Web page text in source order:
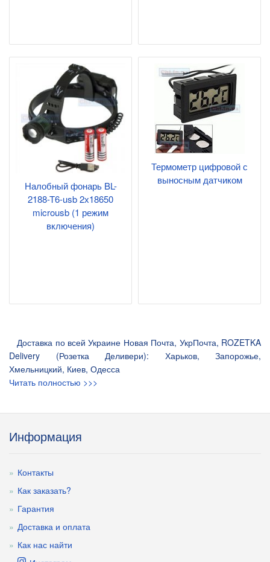
Налобный фонарь BL-
2188-T6-usb 2х18650
microusb (1 режим
включения)
Термометр цифровой с
выносным датчиком
Доставка по всей Украине Новая Почта, УкрПочта, ROZETKA
Delivery (Розетка Деливери): Харьков, Запорожье,
Хмельницкий, Киев, Одесса
Читать полностью >>>
Информация
Контакты
Как заказать?
Гарантия
Доставка и оплата
Как нас найти